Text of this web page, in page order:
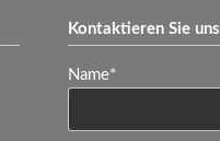
Kontaktieren Sie uns
Pflichtfeld
Name*